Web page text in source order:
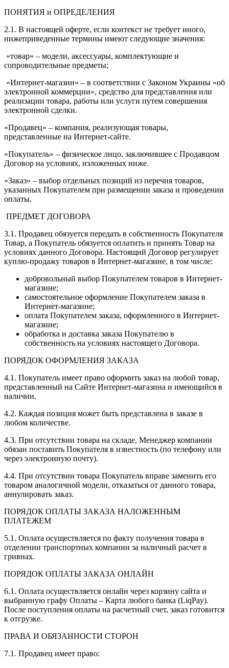
ПОНЯТИЯ и ОПРЕДЕЛЕНИЯ
2.1. В настоящей оферте, если контекст не требует иного,
нижеприведенные термины имеют следующие значения:
«товар» – модели, аксессуары, комплектующие и
сопроводительные предметы;
«Интернет-магазин» – в соответствии с Законом Украины «об
электронной коммерции», средство для представления или
реализации товара, работы или услуги путем совершения
электронной сделки.
«Продавец» – компания, реализующая товары,
представленные на Интернет-сайте.
«Покупатель» – физическое лицо, заключившее с Продавцом
Договор на условиях, изложенных ниже.
«Заказ» – выбор отдельных позиций из перечня товаров,
указанных Покупателем при размещении заказа и проведении
оплаты.
ПРЕДМЕТ ДОГОВОРА
3.1. Продавец обязуется передать в собственность Покупателя
Товар, а Покупатель обязуется оплатить и принять Товар на
условиях данного Договора. Настоящий Договор регулирует
куплю-продажу товаров в Интернет-магазине, в том числе:
добровольный выбор Покупателем товаров в Интернет-
магазине;
самостоятельное оформление Покупателем заказа в
Интернет-магазине;
оплата Покупателем заказа, оформленного в Интернет-
магазине;
обработка и доставка заказа Покупателю в
собственность на условиях настоящего Договора.
ПОРЯДОК ОФОРМЛЕНИЯ ЗАКАЗА
4.1. Покупатель имеет право оформить заказ на любой товар,
представленный на Сайте Интернет-магазина и имеющийся в
наличии.
4.2. Каждая позиция может быть представлена в заказе в
любом количестве.
4.3. При отсутствии товара на складе, Менеджер компании
обязан поставить Покупателя в известность (по телефону или
через электронную почту).
4.4. При отсутствии товара Покупатель вправе заменить его
товаром аналогичной модели, отказаться от данного товара,
аннулировать заказ.
ПОРЯДОК ОПЛАТЫ ЗАКАЗА НАЛОЖЕННЫМ
ПЛАТЕЖЕМ
5.1. Оплата осуществляется по факту получения товара в
отделении транспортных компании за наличный расчет в
гривнах.
ПОРЯДОК ОПЛАТЫ ЗАКАЗА ОНЛАЙН
6.1. Оплата осуществляется онлайн через корзину сайта и
выбранную графу Оплаты – Карта любого банка (LiqPay).
После поступления оплаты на расчетный счет, заказ готовится
к отгрузке.
ПРАВА И ОБЯЗАННОСТИ СТОРОН
7.1. Продавец имеет право: